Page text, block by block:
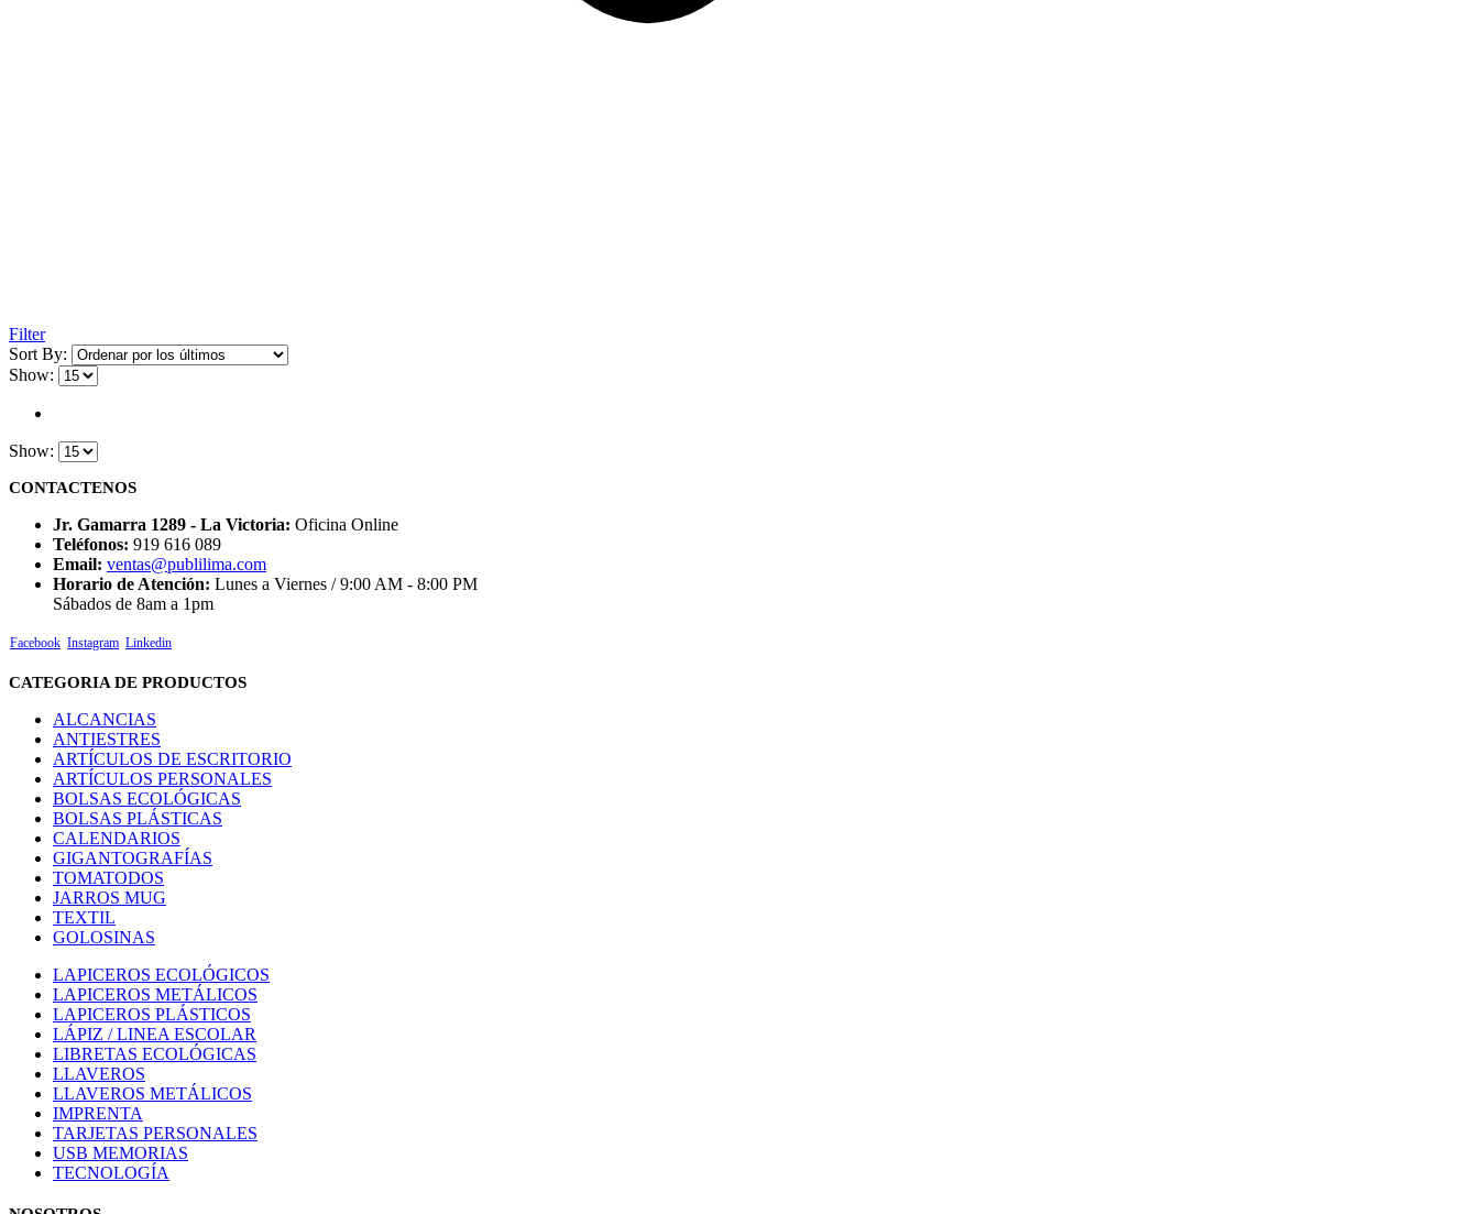
Filter
Sort By:
Show:
Show:
CONTACTENOS
Jr. Gamarra 1289 - La Victoria: Oficina Online
Teléfonos: 919 616 089
Email: ventas@publilima.com
Horario de Atención: Lunes a Viernes / 9:00 AM - 8:00 PM
Sábados de 8am a 1pm
Facebook Instagram Linkedin
CATEGORIA DE PRODUCTOS
ALCANCIAS
ANTIESTRES
ARTÍCULOS DE ESCRITORIO
ARTÍCULOS PERSONALES
BOLSAS ECOLÓGICAS
BOLSAS PLÁSTICAS
CALENDARIOS
GIGANTOGRAFÍAS
TOMATODOS
JARROS MUG
TEXTIL
GOLOSINAS
LAPICEROS ECOLÓGICOS
LAPICEROS METÁLICOS
LAPICEROS PLÁSTICOS
LÁPIZ / LINEA ESCOLAR
LIBRETAS ECOLÓGICAS
LLAVEROS
LLAVEROS METÁLICOS
IMPRENTA
TARJETAS PERSONALES
USB MEMORIAS
TECNOLOGÍA